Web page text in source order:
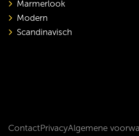
Marmerlook
Modern
Scandinavisch
ContactPrivacyAlgemene